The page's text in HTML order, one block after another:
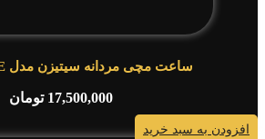
ساعت مچی مردانه سیتیزن مدل BD0043-83E
17,500,000 تومان
افزودن به سبد خرید